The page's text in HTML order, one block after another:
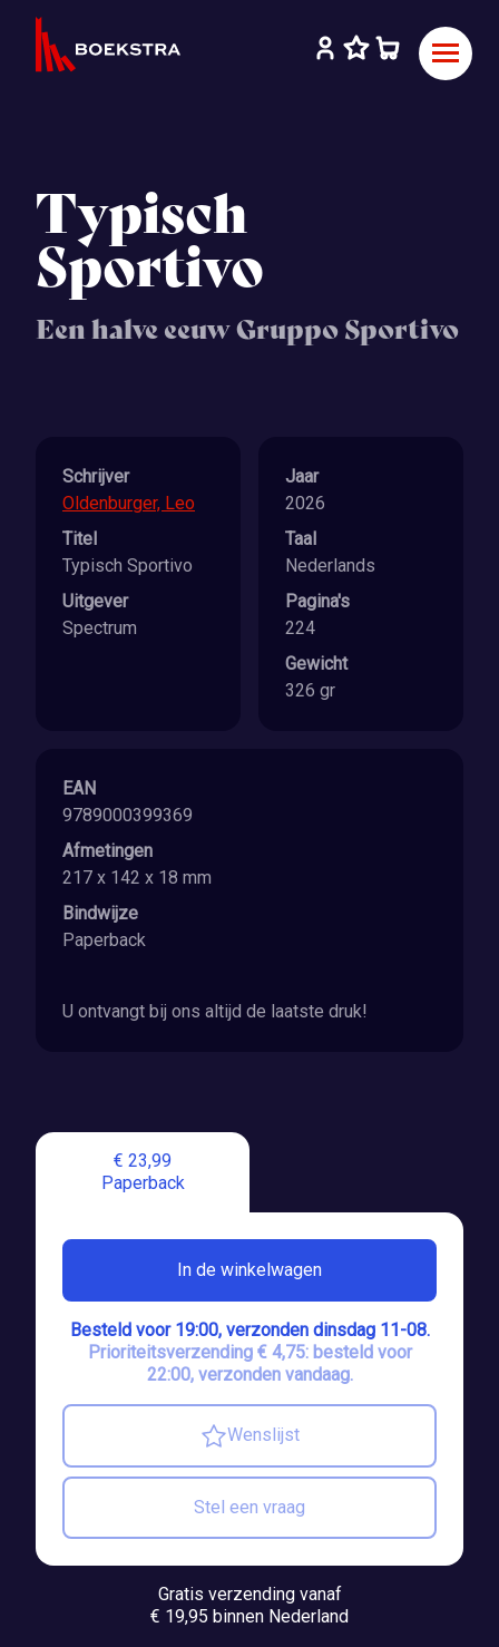
Typisch
Sportivo
Een halve eeuw Gruppo Sportivo
€ 23,99
Paperback
In de winkelwagen
Besteld voor 19:00, verzonden dinsdag 11-08.
Prioriteitsverzending € 4,75: besteld voor
22:00, verzonden vandaag.
Wenslijst
Stel een vraag
Gratis verzending vanaf
€ 19,95 binnen Nederland
Schrijver
Oldenburger, Leo
Titel
Typisch Sportivo
Uitgever
Spectrum
Jaar
2026
Taal
Nederlands
Pagina's
224
Gewicht
326 gr
EAN
9789000399369
Afmetingen
217 x 142 x 18 mm
Bindwijze
Paperback
U ontvangt bij ons altijd de laatste druk!